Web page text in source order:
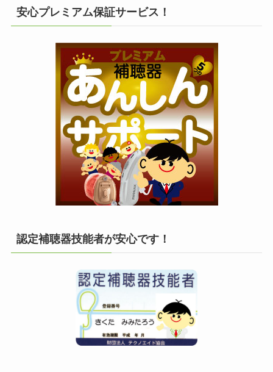
安心プレミアム保証サービス！
認定補聴器技能者が安心です！